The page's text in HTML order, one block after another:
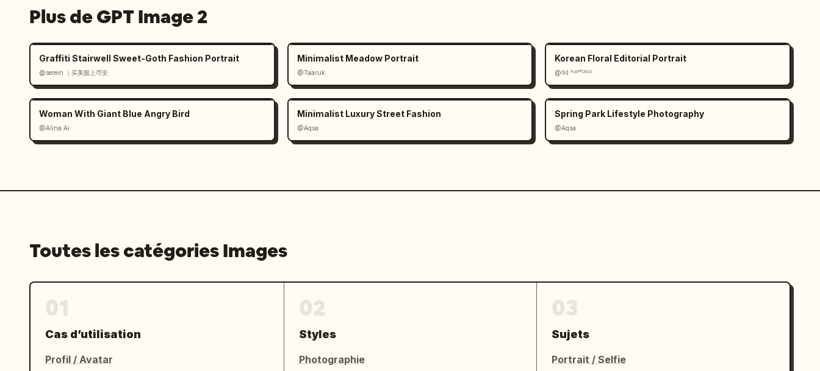
Plus de GPT Image 2
Graffiti Stairwell Sweet-Goth Fashion Portrait
@serein ｜买美股上币安
Minimalist Meadow Portrait
@Taaruk
Korean Floral Editorial Portrait
@𝟡𝟜 ᴾᴸᴬʸᶠᴼᴿᴳᴱ
Woman With Giant Blue Angry Bird
@Alina Ai
Minimalist Luxury Street Fashion
@Aqsa
Spring Park Lifestyle Photography
@Aqsa
Toutes les catégories Images
Cas d’utilisation
Profil / Avatar
Styles
Photographie
Sujets
Portrait / Selfie